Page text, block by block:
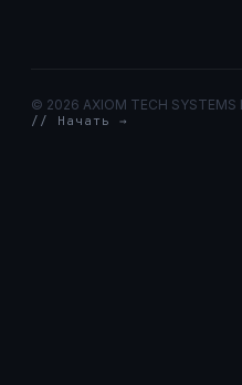
© 2026 AXIOM TECH
// Начать →